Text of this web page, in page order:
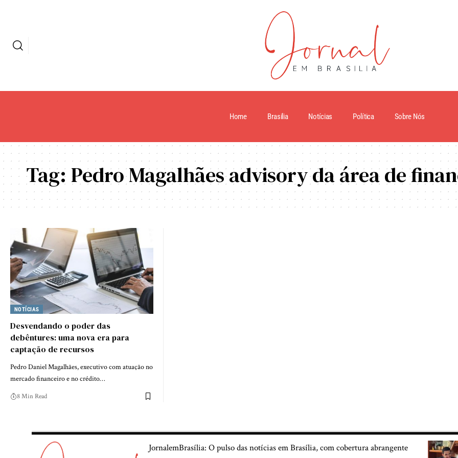
Home Brasilia Notícias Política Sobre Nós
Tag: Pedro Magalhães advisory da área de
NOTÍCIAS
Desvendando o poder das
debêntures: uma nova era para
captação de recursos
Pedro Daniel Magalhães, executivo com atuação no
mercado financeiro e no crédito…
8 Min Read
JornalemBrasília: O pulso das notícias em Brasília, com cobertura abrangente